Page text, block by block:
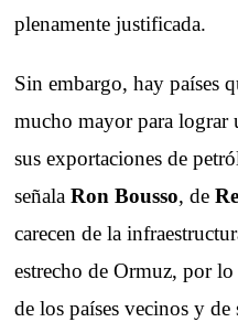
plenamente justificada.
Sin embargo, hay países
mucho mayor para lograr
sus exportaciones de
señalaRon Bousso, de
carecen de la
estrecho de Ormuz, por
de los países vecinos y